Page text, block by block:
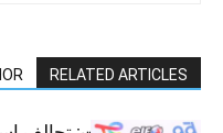
RELATED ARTICLES